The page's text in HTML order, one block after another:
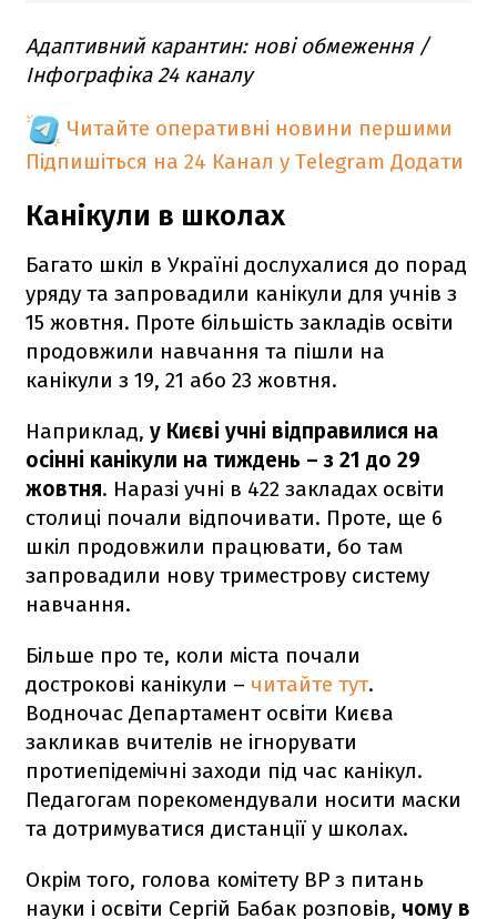
Адаптивний карантин: нові обмеження /
Інфографіка 24 каналу
Читайте оперативні новини першими
Підпишіться на 24 Канал у Telegram Додати
Канікули в школах
Багато шкіл в Україні дослухалися до порад
уряду та запровадили канікули для учнів з
15 жовтня. Проте більшість закладів освіти
продовжили навчання та пішли на
канікули з 19, 21 або 23 жовтня.
Наприклад, у Києві учні відправилися на
осінні канікули на тиждень – з 21 до 29
жовтня. Наразі учні в 422 закладах освіти
столиці почали відпочивати. Проте, ще 6
шкіл продовжили працювати, бо там
запровадили нову триместрову систему
навчання.
Більше про те, коли міста почали
дострокові канікули – читайте тут.
Водночас Департамент освіти Києва
закликав вчителів не ігнорувати
протиепідемічні заходи під час канікул.
Педагогам порекомендували носити маски
та дотримуватися дистанції у школах.
Окрім того, голова комітету ВР з питань
науки і освіти Сергій Бабак розповів, чому в